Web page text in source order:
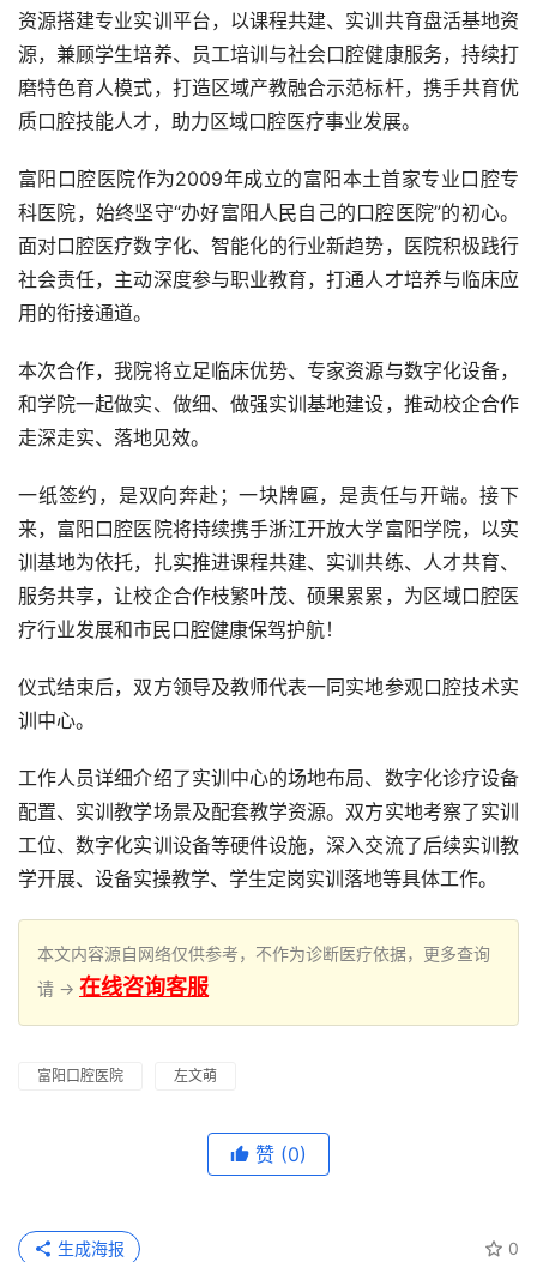
资源搭建专业实训平台，以课程共建、实训共育盘活基地资
源，兼顾学生培养、员工培训与社会口腔健康服务，持续打
磨特色育人模式，打造区域产教融合示范标杆，携手共育优
质口腔技能人才，助力区域口腔医疗事业发展。
富阳口腔医院作为2009年成立的富阳本土首家专业口腔专
科医院，始终坚守“办好富阳人民自己的口腔医院”的初心。
面对口腔医疗数字化、智能化的行业新趋势，医院积极践行
社会责任，主动深度参与职业教育，打通人才培养与临床应
用的衔接通道。
本次合作，我院将立足临床优势、专家资源与数字化设备，
和学院一起做实、做细、做强实训基地建设，推动校企合作
走深走实、落地见效。
一纸签约，是双向奔赴；一块牌匾，是责任与开端。接下
来，富阳口腔医院将持续携手浙江开放大学富阳学院，以实
训基地为依托，扎实推进课程共建、实训共练、人才共育、
服务共享，让校企合作枝繁叶茂、硕果累累，为区域口腔医
疗行业发展和市民口腔健康保驾护航！
仪式结束后，双方领导及教师代表一同实地参观口腔技术实
训中心。
工作人员详细介绍了实训中心的场地布局、数字化诊疗设备
配置、实训教学场景及配套教学资源。双方实地考察了实训
工位、数字化实训设备等硬件设施，深入交流了后续实训教
学开展、设备实操教学、学生定岗实训落地等具体工作。
本文内容源自网络仅供参考，不作为诊断医疗依据，更多查询
请 → 在线咨询客服
富阳口腔医院 左文萌
赞 (0)
0
生成海报